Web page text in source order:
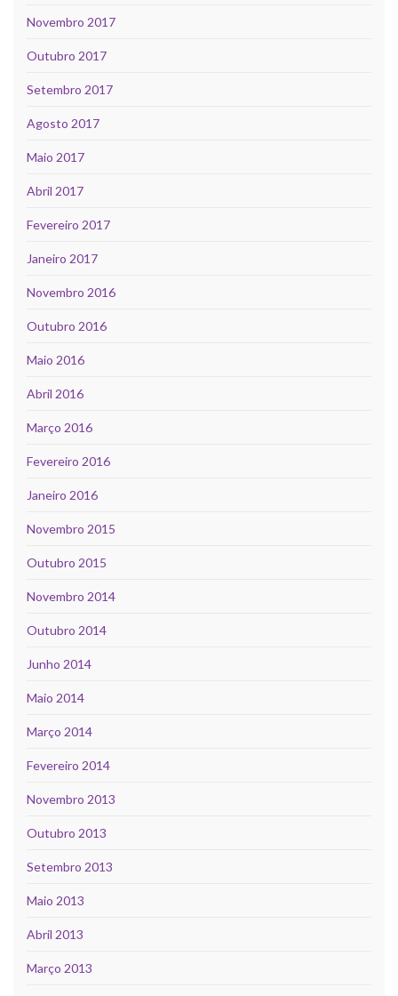
Novembro 2017
Outubro 2017
Setembro 2017
Agosto 2017
Maio 2017
Abril 2017
Fevereiro 2017
Janeiro 2017
Novembro 2016
Outubro 2016
Maio 2016
Abril 2016
Março 2016
Fevereiro 2016
Janeiro 2016
Novembro 2015
Outubro 2015
Novembro 2014
Outubro 2014
Junho 2014
Maio 2014
Março 2014
Fevereiro 2014
Novembro 2013
Outubro 2013
Setembro 2013
Maio 2013
Abril 2013
Março 2013